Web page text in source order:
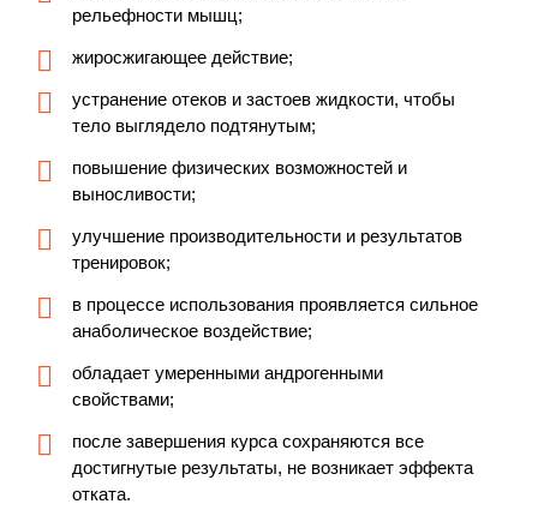
рельефности мышц;
жиросжигающее действие;
устранение отеков и застоев жидкости, чтобы
тело выглядело подтянутым;
повышение физических возможностей и
выносливости;
улучшение производительности и результатов
тренировок;
в процессе использования проявляется сильное
анаболическое воздействие;
обладает умеренными андрогенными
свойствами;
после завершения курса сохраняются все
достигнутые результаты, не возникает эффекта
отката.